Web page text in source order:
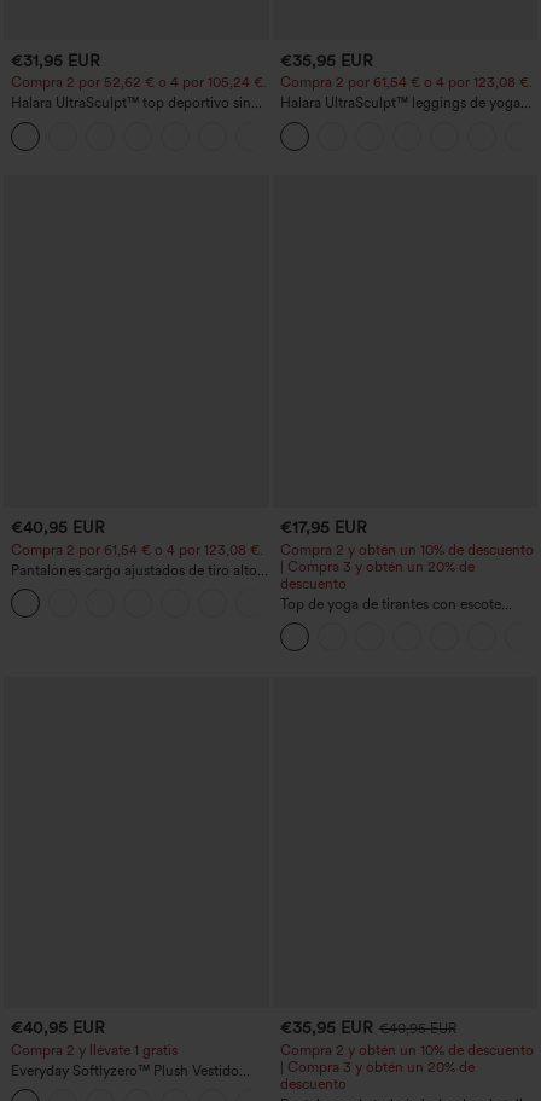
€31,95 EUR
Compra 2 por 52,62 € o 4 por 105,24 €.
Halara UltraSculpt™ top deportivo sin
mangas con escote redondo y bajo
curvo
€35,95 EUR
Compra 2 por 61,54 € o 4 por 123,08 €.
Halara UltraSculpt™ leggings de yoga
bootcut de talle alto con control
abdominal, efecto moldeador y bolsillos
€40,95 EUR
Compra 2 por 61,54 € o 4 por 123,08 €.
Pantalones cargo ajustados de tiro alto
con múltiples bolsillos y cremallera con
botones
+10
€17,95 EUR
Compra 2 y obtén un 10% de descuento
| Compra 3 y obtén un 20% de
descuento
Top de yoga de tirantes con escote
redondo, fruncido y tacto fresco -
UPF50+
€40,95 EUR
Compra 2 y llévate 1 gratis
Everyday Softlyzero™ Plush Vestido
deportivo sin espalda 2 en 1
€35,95 EUR €40,95 EUR
Compra 2 y obtén un 10% de descuento
| Compra 3 y obtén un 20% de
descuento